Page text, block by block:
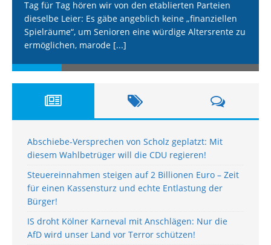
Tag für Tag hören wir von den etablierten Parteien
dieselbe Leier: Es gäbe angeblich keine „finanziellen
Spielräume“, um Senioren eine würdige Altersrente zu
ermöglichen, marode [...]
Abschiebe-Versprechen von Scholz geplatzt: Mit
diesem Wahlbetrüger will die CDU regieren!
Steuereinnahmen steigen auf 2 Billionen Euro – Zeit
für einen Kassensturz und echte Entlastung der
Bürger!
IS droht Kölner Karneval mit Anschlägen: Nur die
AfD wird unser Land vor Terror schützen!